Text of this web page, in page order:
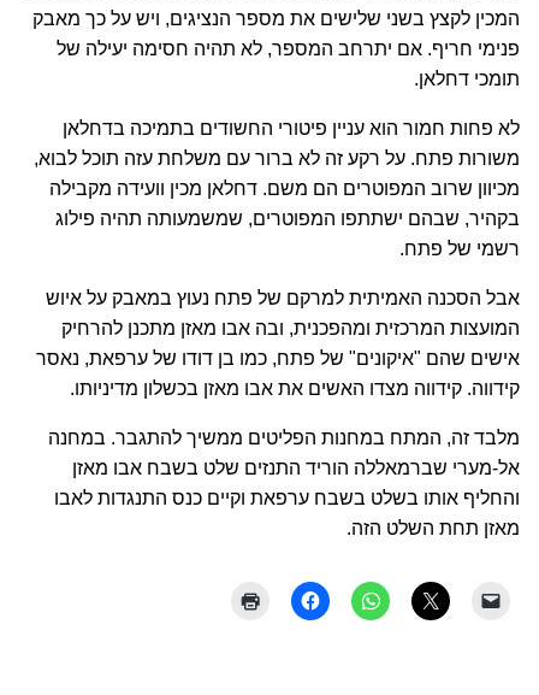
המכין לקצץ בשני שלישים את מספר הנציגים, ויש על כך מאבק
פנימי חריף. אם יתרחב המספר, לא תהיה חסימה יעילה של
תומכי דחלאן.
לא פחות חמור הוא עניין פיטורי החשודים בתמיכה בדחלאן
משורות פתח. על רקע זה לא ברור עם משלחת עזה תוכל לבוא,
מכיוון שרוב המפוטרים הם משם. דחלאן מכין וועידה מקבילה
בקהיר, שבהם ישתתפו המפוטרים, שמשמעותה תהיה פילוג
רשמי של פתח.
אבל הסכנה האמיתית למרקם של פתח נעוץ במאבק על איוש
המועצות המרכזית ומהפכנית, ובה אבו מאזן מתכנן להרחיק
אישים שהם "איקונים" של פתח, כמו בן דודו של ערפאת, נאסר
קידווה. קידווה מצדו האשים את אבו מאזן בכשלון מדיניותו.
מלבד זה, המתח במחנות הפליטים ממשיך להתגבר. במחנה
אל-מערי שברמאללה הוריד התנזים שלט בשבח אבו מאזן
והחליף אותו בשלט בשבח ערפאת וקיים כנס התנגדות לאבו
מאזן תחת השלט הזה.